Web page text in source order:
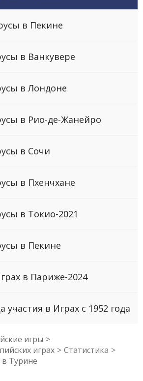
в Пекине
в Ванкувере
в Лондоне
в Рио-де-Жанейро
в Сочи
в Пхенчхане
в Токио-2021
в Пекине
в Париже-2024
в Играх с 1952 года
игры >
играх > Статистика >
в Турине